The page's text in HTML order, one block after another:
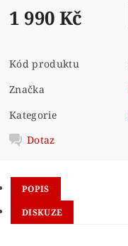
1 990 Kč
Kód produktu
Značka
Kategorie
Dotaz
POPIS
DISKUZE